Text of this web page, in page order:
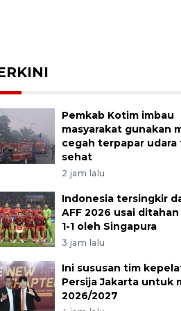
Pemkab Kotim imbau
masyarakat gunakan
cegah terpapar udara
sehat
2 jam lalu
Indonesia tersingkir
AFF 2026 usai
1-1 oleh Singapura
3 jam lalu
Ini sususan tim
Persija Jakarta untuk
2026/2027